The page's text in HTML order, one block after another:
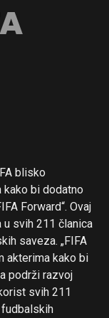
blisko
kako bi dodatno
Forward“. Ovaj
u svih 211 članica
saveza. „FIFA
akterima kako bi
podrži razvoj
svih 211
fudbalskih